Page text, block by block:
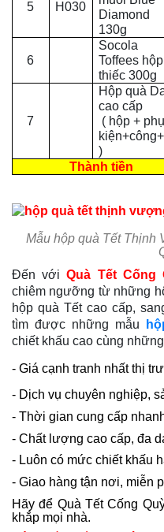
5 H030
Diamond
130g
6
Socola
Toffees hộp
thiếc 300g
7
Hộp quà
cao cấp
( hộp + phụ
)
Thành tiền
Mẫu hộp quà Tết Thịnh
Đến vớiQuà Tết Cống
chiêm ngưỡng từ những
hộp quà Tết cao cấp,
tìm được những mẫu
chiết khấu cao cùng
- Giá cạnh tranh nhất thị
- Dịch vụ chuyên nghiệp,
- Thời gian cung cấp
- Chất lượng cao cấp, đa
- Luôn có mức chiết khấu
- Giao hàng tận nơi, miễn
Hãy để Quà Tết Cống
khắp mọi nhà.